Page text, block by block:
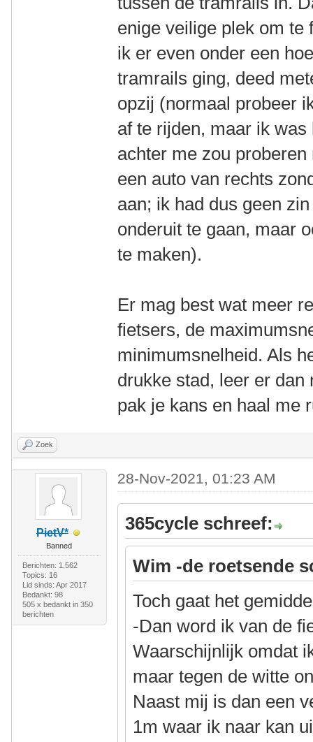
enige veilige plek om te
ik er even onder een
tramrails ging, deed
opzij (normaal probeer
af te rijden, maar ik
achter me zou
een auto van rechts
aan; ik had dus geen
onderuit te gaan, maar
te maken).
Er mag best wat meer
fietsers, de
minimumsnelheid. Als
drukke stad, leer er
pak je kans en haal me
Zoek
PietV*
Banned
Berichten: 1.562
Topics: 16
Lid sinds: Apr 2017
Bedankt: 98
505 x bedankt in 350
berichten
28-Nov-2021, 01:23 AM
365cycle schreef:
Wim -de roetsende
Toch gaat het
-Dan word ik van de
Waarschijnlijk omdat
maar tegen de witte
Naast mij is dan een
1m waar ik naar kan